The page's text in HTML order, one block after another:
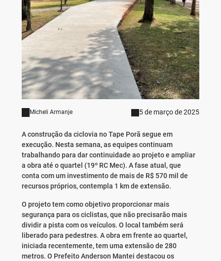
Micheli Armanje 5 de março de 2025
A construção da ciclovia no Tape Porã segue em
execução. Nesta semana, as equipes continuam
trabalhando para dar continuidade ao projeto e ampliar
a obra até o quartel (19º RC Mec). A fase atual, que
conta com um investimento de mais de R$ 570 mil de
recursos próprios, contempla 1 km de extensão.
O projeto tem como objetivo proporcionar mais
segurança para os ciclistas, que não precisarão mais
dividir a pista com os veículos. O local também será
liberado para pedestres. A obra em frente ao quartel,
iniciada recentemente, tem uma extensão de 280
metros. O Prefeito Anderson Mantei destacou os